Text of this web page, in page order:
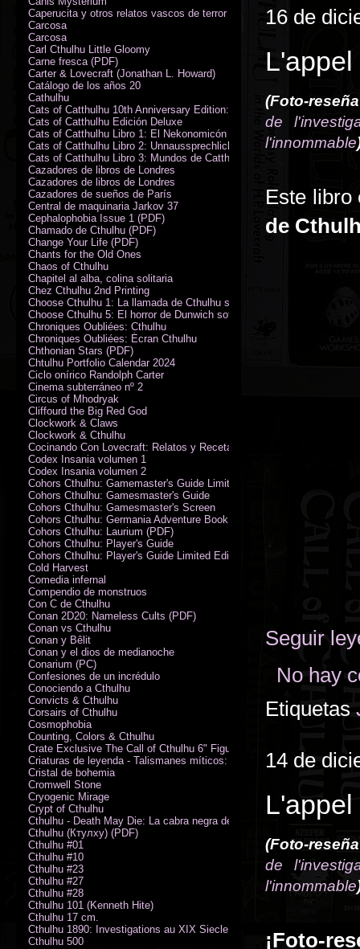
16 de
(Foto-
de
l'innommable
Este
de
Seguir
No hay
Etiquetas
14 de
(Foto-
de
l'innommable
¡Foto-
Caperucita y otros relatos vascos de terror (M. Rodríguez)
Carcosa
Carcosa
Carl Cthulhu Little Gloomy
Carne fresca (PDF)
Carter & Lovecraft (Jonathan L. Howard)
Catálogo de los años 20
Cathulhu
Cats of Catthulhu 10th Anniversary Edition: Quick Start Rules
Cats of Catthulhu Edición Deluxe
Cats of Catthulhu Libro 1: El Nekonomicón
Cats of Catthulhu Libro 2: Unnaussprechlichen Katzen
Cats of Catthulhu Libro 3: Mundos de Catthulhu
Cazadores de libros de Londres
Cazadores de libros de Londres
Cazadores de sueños de París
Central de maquinaria Jarkov 37
Cephalophobia Issue 1 (PDF)
Chamado de Cthulhu (PDF)
Change Your Life (PDF)
Chants for the Old Ones
Chaos of Cthulhu
Chapitel al alba, colina solitaria
Chez Cthulhu 2nd Printing
Choose Cthulhu 1: La llamada de Cthulhu softcover
Choose Cthulhu 5: El horror de Dunwich softcover
Chroniques Oubliées: Cthulhu
Chroniques Oubliées: Écran Cthulhu
Chthonian Stars (PDF)
Chtulhu Portfolio Calendar 2024
Ciclo onírico Randolph Carter
Cinema subterráneo nº 2
Circus of Mhodryak
Cliffourd the Big Red God
Clockwork & Claws
Clockwork & Cthulhu
Cocinando Con Lovecraft: Relatos y Recetas de Humor Sobrenatural
Codex Insania volumen 1
Codex Insania volumen 2
Cohors Cthulhu: Gamemaster's Guide Limited Edition
Cohors Cthulhu: Gamesmaster's Guide
Cohors Cthulhu: Gamesmaster's Screen
Cohors Cthulhu: Germania Adventure Book
Cohors Cthulhu: Laurium (PDF)
Cohors Cthulhu: Player's Guide
Cohors Cthulhu: Player's Guide Limited Edition
Cold Harvest
Comedia infernal
Compendio de monstruos
Con C de Cthulhu
Conan 2D20: Nameless Cults (PDF)
Conan vs Cthulhu
Conan y Bêlit
Conan y el dios de medianoche
Conarium (PC)
Confesiones de un incrédulo
Conociendo a Cthulhu
Convicts & Cthulhu
Corsairs of Cthulhu
Cosmophobia
Counting, Colors & Cthulhu
Crate Exclusive The Call of Cthulhu 6" Figure von Austin James
Criaturas de leyenda - Talismanes míticos: Símbolo arcano
Cristal de bohemia
Cromwell Stone
Cryogenic Mirage
Crypt of Cthulhu
Cthulhu - Death May Die: La cabra negra de los bosques
Cthulhu (Ктулху) (PDF)
Cthulhu #01
Cthulhu #10
Cthulhu #23
Cthulhu #27
Cthulhu #28
Cthulhu 101 (Kenneth Hite)
Cthulhu 17 cm.
Cthulhu 1890: Investigations au XIX Siecle
Cthulhu 500